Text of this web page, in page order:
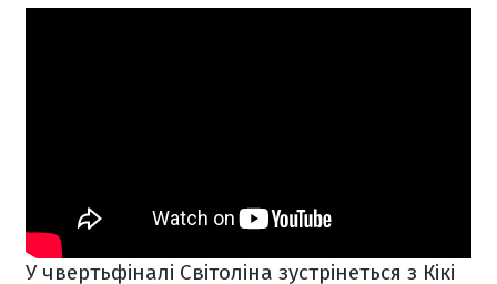
У чвертьфіналі Світоліна зустрінеться з Кікі